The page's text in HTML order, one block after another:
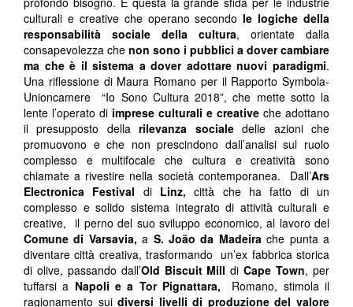
culturali e creative che operano secondo le logiche della
responsabilità sociale della cultura, orientate dalla
consapevolezza che non sono i pubblici a dover cambiare
ma che è il sistema a dover adottare nuovi paradigmi.
Una riflessione di Maura Romano per il Rapporto Symbola-
Unioncamere “Io Sono Cultura 2018”, che mette sotto la
lente l’operato di imprese culturali e creative che adottano
il presupposto dellarilevanza socialedelle azioni che
promuovono e che non prescindono dall’analisi sul ruolo
complesso e multifocale che cultura e creatività sono
chiamate a rivestire nella società contemporanea.
Dall’Ars
Electronica Festival di Linz,città che ha fatto di un
complesso e solido sistema integrato di attività culturali e
creative, il perno del suo sviluppo economico, al lavoro del
Comune di Varsavia,a S. João da Madeirache punta a
diventare città creativa, trasformando un’ex fabbrica storica
di olive, passando dall’Old Biscuit MilldiCape Town, per
tuffarsi a Napoli e a Tor Pignattara, Romano, stimola il
ragionamento suidiversi livelli di produzione del valore